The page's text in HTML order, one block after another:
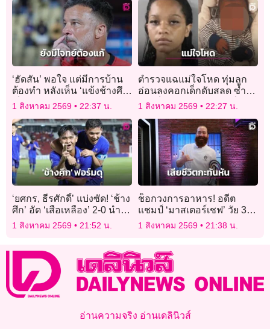
‘ฮัดสัน’ พอใจ แต่มีการบ้าน
ต้องทำ หลังเห็น ‘แข้งช้างศึก’
เป็นตะคริว
1 สิงหาคม 2569 22:37 น.
ตำรวจแฉแม่ใจโหด ทุ่มลูก
อ่อนลงคอกเด็กดับสลด ซ้ำ
เปิดเว็บโป๊ดูเพลินขณะเด็ก
1 สิงหาคม 2569 22:27 น.
‘ยศกร, ธีรศักดิ์’ แบ่งซัด! ‘ช้าง
ศึก’ อัด ‘เสือเหลือง’ 2-0 นำจ่า
ฝูง ยังไม่เสียประตู
1 สิงหาคม 2569 21:52 น.
ช็อกวงการอาหาร! อดีต
แชมป์ ‘มาสเตอร์เชฟ’ วัย 37
ปี เสียชีวิตกะทันหันในบ้าน
1 สิงหาคม 2569 21:38 น.
อ่านความจริง อ่านเดลินิวส์